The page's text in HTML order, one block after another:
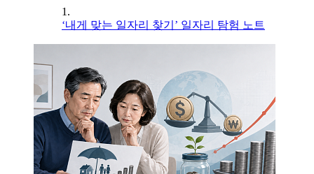
1.
‘내게 맞는 일자리 찾기’ 일자리 탐험 노트